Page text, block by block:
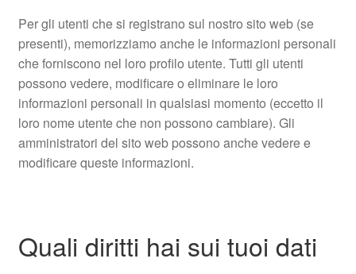
Per gli utenti che si registrano sul nostro sito web (se
presenti), memorizziamo anche le informazioni personali
che forniscono nel loro profilo utente. Tutti gli utenti
possono vedere, modificare o eliminare le loro
informazioni personali in qualsiasi momento (eccetto il
loro nome utente che non possono cambiare). Gli
amministratori del sito web possono anche vedere e
modificare queste informazioni.
Quali diritti hai sui tuoi dati